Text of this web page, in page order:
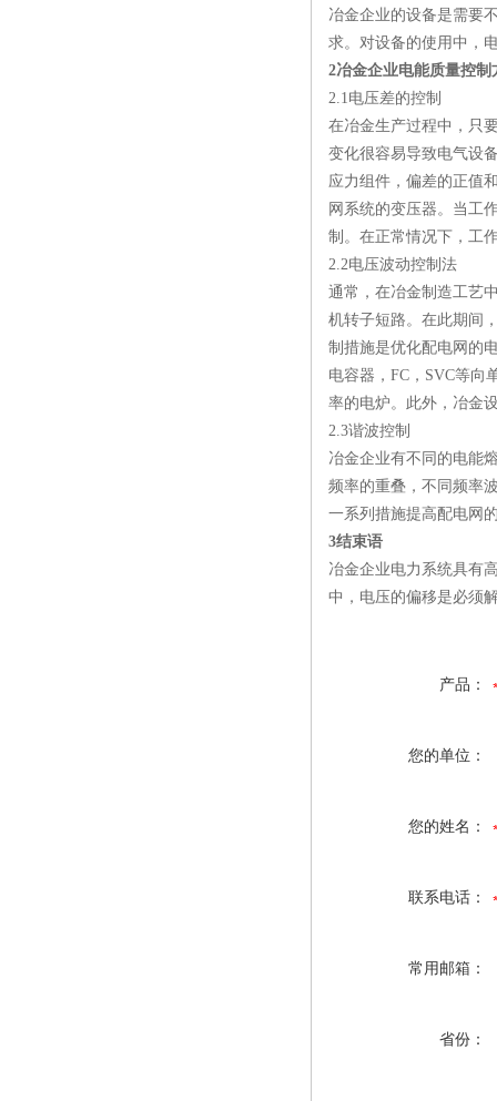
冶金企业的设备是需要
求。对设备的使用中，
2冶金企业电能质量控制
2.1电压差的控制
在冶金生产过程中，只
变化很容易导致电气设
应力组件，偏差的正值
网系统的变压器。当工
制。在正常情况下，工
2.2电压波动控制法
通常，在冶金制造工艺
机转子短路。在此期间
制措施是优化配电网的
电容器，FC，SVC等向
率的电炉。此外，冶金
2.3谐波控制
冶金企业有不同的电能
频率的重叠，不同频率
一系列措施提高配电网
3结束语
冶金企业电力系统具有
中，电压的偏移是必须
产品：
您的单位：
您的姓名：
联系电话：
常用邮箱：
省份：